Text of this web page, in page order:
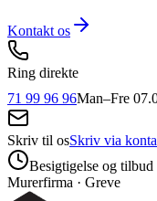
Kontakt os
Ring direkte
71 99 96 96Man–Fre
Skriv til osSkriv via
Besigtigelse og tilbud
Murerfirma · Greve